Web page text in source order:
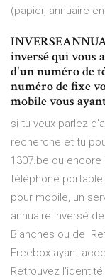
(papier, annuaire
inversé qui vous
d'un numéro de
numéro de fixe
mobile vous
si tu veux parlez
recherche et tu
1307.be ou
téléphone
pour mobile, un
annuaire inversé
Blanches ou de
Freebox ayant
Retrouvez